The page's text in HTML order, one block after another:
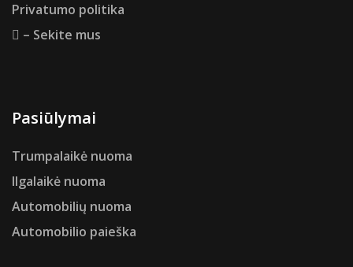
Privatumo politika
– Sekite mus
Pasiūlymai
Trumpalaikė nuoma
Ilgalaikė nuoma
Automobilių nuoma
Automobilio paieška